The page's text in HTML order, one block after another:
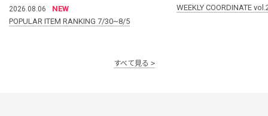
2026.08.06
NEW
POPULAR ITEM RANKING 7/30~8/5
WEEKLY COORDINATE
すべて見る